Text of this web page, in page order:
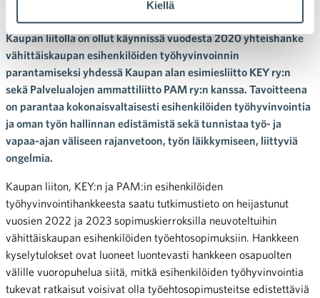
Kiellä
Kaupan liitolla on ollut käynnissä vuodesta 2020 yhteishanke
vähittäiskaupan esihenkilöiden työhyvinvoinnin
parantamiseksi yhdessä Kaupan alan esimiesliitto KEY ry:n
sekä Palvelualojen ammattiliitto PAM ry:n kanssa. Tavoitteena
on parantaa kokonaisvaltaisesti esihenkilöiden työhyvinvointia
ja oman työn hallinnan edistämistä sekä tunnistaa työ- ja
vapaa-ajan väliseen rajanvetoon, työn läikkymiseen, liittyviä
ongelmia.
Kaupan liiton, KEY:n ja PAM:in esihenkilöiden
työhyvinvointihankkeesta saatu tutkimustieto on heijastunut
vuosien 2022 ja 2023 sopimuskierroksilla neuvoteltuihin
vähittäiskaupan esihenkilöiden työehtosopimuksiin. Hankkeen
kyselytulokset ovat luoneet luontevasti hankkeen osapuolten
välille vuoropuhelua siitä, mitkä esihenkilöiden työhyvinvointia
tukevat ratkaisut voisivat olla työehtosopimusteitse edistettäviä